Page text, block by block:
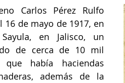
Carlos Pérez Rulfo
16 de mayo de 1917, en
en Jalisco, un
de cerca de 10 mil
que había haciendas
además de la